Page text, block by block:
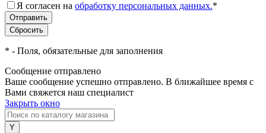
Я согласен на обработку персональных данных.*
* - Поля, обязательные для заполнения
Сообщение отправлено
Ваше сообщение успешно отправлено. В ближайшее время с
Вами свяжется наш специалист
Закрыть окно